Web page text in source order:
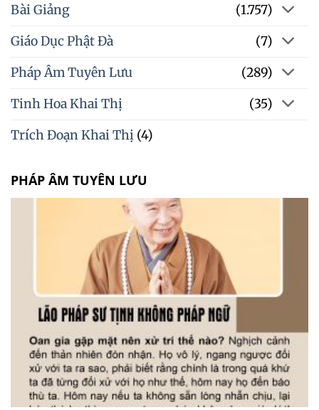
Bài Giảng
(1.757)
Giáo Dục Phật Đà
(7)
Pháp Âm Tuyên Lưu
(289)
Tinh Hoa Khai Thị
(35)
Trích Đoạn Khai Thị (4)
PHÁP ÂM TUYÊN LƯU